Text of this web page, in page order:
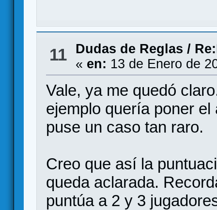
11 Dudas de Reglas /
« en: 13 de Enero de
Vale, ya me quedó
ejemplo quería poner
puse un caso tan raro.
Creo que así la
queda aclarada.
puntúa a 2 y 3